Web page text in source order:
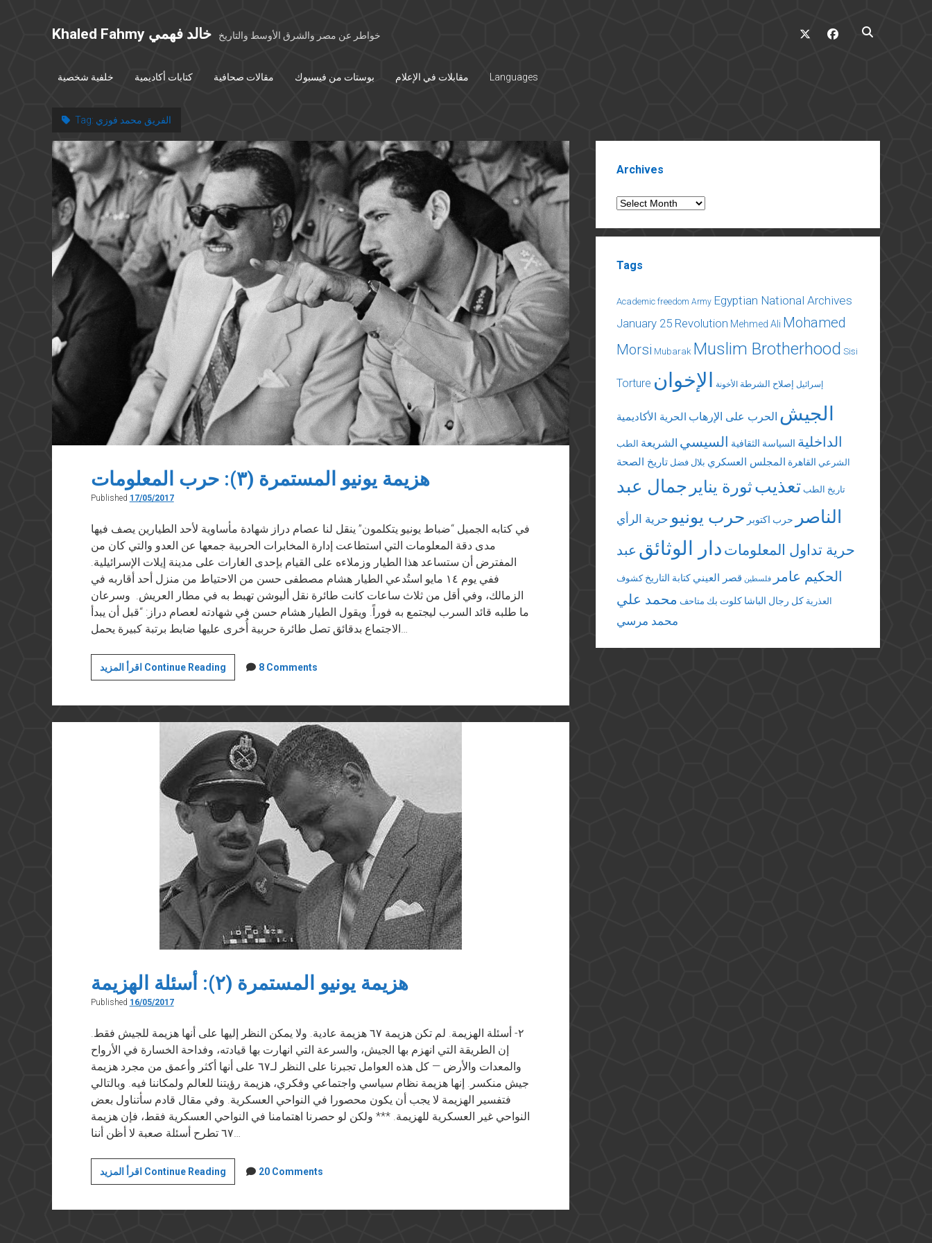
Khaled Fahmy خالد فهمي خواطر عن مصر والشرق الأوسط والتاريخ
twitter facebook
خلفية شخصية كتابات أكاديمية مقالات صحافية بوستات من فيسبوك مقابلات في الإعلام Languages
Tag: الفريق محمد فوزي
هزيمة يونيو المستمرة (٣): حرب المعلومات
Published 17/05/2017
في كتابه الجميل “ضباط يونيو يتكلمون” ينقل لنا عصام دراز شهادة مأساوية لأحد الطيارين يصف فيها
مدى دقة المعلومات التي استطاعت إدارة المخابرات الحربية جمعها عن العدو والتي كان من
المفترض أن ستساعد هذا الطيار وزملاءه على القيام بإحدى الغارات على مدينة إيلات الإسرائيلية.
ففي يوم ١٤ مايو استُدعي الطيار هشام مصطفى حسن من الاحتياط من منزل أحد أقاربه في
الزمالك، وفي أقل من ثلاث ساعات كانت طائرة نقل أليوشن تهبط به في مطار العريش. وسرعان
ما طلبه قائد السرب ليجتمع به فوراً. ويقول الطيار هشام حسن في شهادته لعصام دراز: “قبل أن يبدأ
اقرأ المزيد Continue Readingهزيمة
يونيو
حرب
المعلومات
8 Comments
هزيمة يونيو المستمرة (٢): أسئلة الهزيمة
Published 16/05/2017
٢- أسئلة الهزيمة. لم تكن هزيمة ٦٧ هزيمة عادية. ولا يمكن النظر إليها على أنها هزيمة للجيش فقط.
إن الطريقة التي انهزم بها الجيش، والسرعة التي انهارت بها قيادته، وفداحة الخسارة في الأرواح
والمعدات والأرض — كل هذه العوامل تجبرنا على النظر لـ٦٧ على أنها أكثر وأعمق من مجرد هزيمة
جيش منكسر. إنها هزيمة نظام سياسي واجتماعي وفكري، هزيمة رؤيتنا للعالم ولمكاننا فيه. وبالتالي
فتفسير الهزيمة لا يجب أن يكون محصورا في النواحي العسكرية. وفي مقال قادم سأتناول بعض
النواحي غير العسكرية للهزيمة. *** ولكن لو حصرنا اهتمامنا في النواحي العسكرية فقط، فإن هزيمة
اقرأ المزيد Continue Readingهزيمة
يونيو
20 Comments
Archives
Archives
Tags
Academic freedom Army Egyptian National Archives
January 25 Revolution Mehmed Ali Mohamed
Morsi Mubarak Muslim Brotherhood Sisi
Torture إسرائيل إصلاح الشرطة الأخونة الإخوان
الجيش الحرب على الإرهاب الحرية الأكاديمية
الداخلية السياسة الثقافية السيسي الشريعة الطب
الشرعي القاهرة المجلس العسكري بلال فضل تاريخ الصحة
تاريخ الطب تعذيبثورة يناير جمال عبد
الناصر
حرب اكتوبر حرب يونيو حرية الرأي
حرية تداول المعلومات دار الوثائق عبد
الحكيم عامر
فلسطين قصر العيني كتابة التاريخ كشوف
العذرية كل رجال الباشا كلوت بك متاحف محمد علي
محمد مرسي